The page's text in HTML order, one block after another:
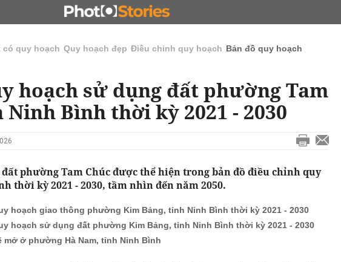
ĐẤU GIÁ - ĐẤU THẦU KINH DOANH
có quy hoạch Quy hoạch đẹp Điều chỉnh quy hoạch Bản đồ quy hoạch
hoạch sử dụng đất phường Tam
Ninh Bình thời kỳ 2021 - 2030
phường Tam Chúc được thể hiện trong bản đồ điều chỉnh quy
thời kỳ 2021 - 2030, tầm nhìn đến năm 2050.
hoạch giao thông phường Kim Bảng, tỉnh Ninh Bình thời kỳ 2021 - 2030
hoạch sử dụng đất phường Kim Bảng, tỉnh Ninh Bình thời kỳ 2021 - 2030
mở ở phường Hà Nam, tỉnh Ninh Bình